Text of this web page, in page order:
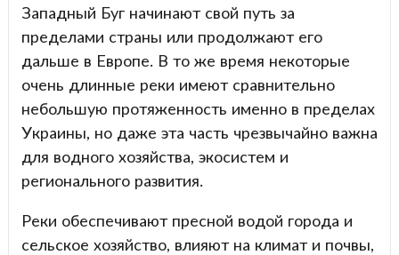
Западный Буг начинают свой путь за
пределами страны или продолжают его
дальше в Европе. В то же время некоторые
очень длинные реки имеют сравнительно
небольшую протяженность именно в пределах
Украины, но даже эта часть чрезвычайно важна
для водного хозяйства, экосистем и
регионального развития.
Реки обеспечивают пресной водой города и
сельское хозяйство, влияют на климат и почвы,